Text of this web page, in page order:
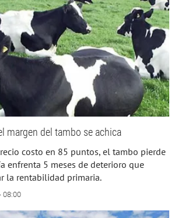
margen del tambo se achica
costo en 85 puntos, el tambo pierde
enfrenta 5 meses de deterioro que
la rentabilidad primaria.
08:00